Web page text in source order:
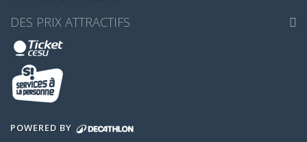
DES PRIX ATTRACTIFS
POWERED BY